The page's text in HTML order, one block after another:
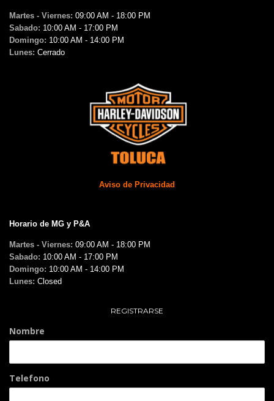
Martes - Viernes: 09:00 AM - 18:00 PM
Sabado: 10:00 AM - 17:00 PM
Domingo: 10:00 AM - 14:00 PM
Lunes: Cerrado
Aviso de Privacidad
Horario de MG y P&A
Martes - Viernes: 09:00 AM - 18:00 PM
Sabado: 10:00 AM - 17:00 PM
Domingo: 10:00 AM - 14:00 PM
Lunes: Closed
REGISTRARSE
Nombre
Telefono